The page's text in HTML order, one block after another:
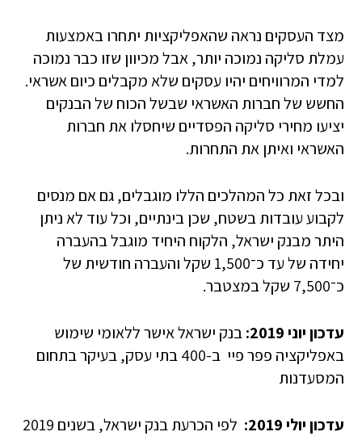
מצד העסקים נראה שהאפליקציות יתחרו באמצעות
עמלת סליקה נמוכה יותר, אבל מכיוון שזו כבר נמוכה
למדי המרוויחים יהיו עסקים שלא מקבלים כיום אשראי.
החשש של חברות האשראי שבשל הכוח של הבנקים
יציעו מחירי סליקה הפסדיים שיחסלו את חברות
האשראי ואיתן את התחרות.
ובכל זאת כל המהלכים הללו מוגבלים, גם אם מנסים
לקבוע עובדות בשטח, שכן בינתיים, וכל עוד לא ניתן
היתר מבנק ישראל, הלקוח היחיד מוגבל בהעברה
יחידה של עד כ־1,500 שקל והעברה חודשית של
כ־7,500 שקל במצטבר.
עדכון יוני 2019:
בנק ישראל אישר ללאומי שימוש
באפליקציה פפר פיי ב-400 בתי עסק, בעיקר בתחום
המסעדנות
עדכון יולי 2019:
לפי הכרעת בנק ישראל, בשנים 2019